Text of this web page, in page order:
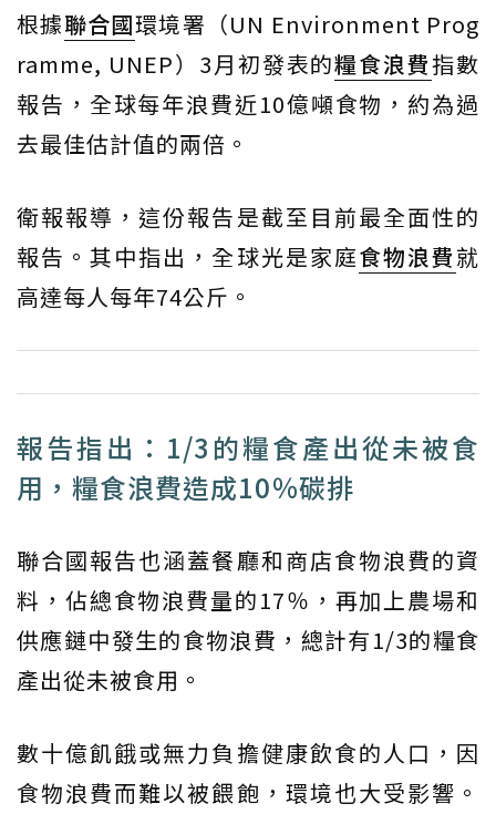
根據聯合國環境署（UN Environment Prog
ramme, UNEP）3月初發表的糧食浪費指數
報告，全球每年浪費近10億噸食物，約為過
去最佳估計值的兩倍。
衛報報導，這份報告是截至目前最全面性的
報告。其中指出，全球光是家庭食物浪費就
高達每人每年74公斤。
報告指出：1/3的糧食產出從未被食
用，糧食浪費造成10％碳排
聯合國報告也涵蓋餐廳和商店食物浪費的資
料，佔總食物浪費量的17％，再加上農場和
供應鏈中發生的食物浪費，總計有1/3的糧食
產出從未被食用。
數十億飢餓或無力負擔健康飲食的人口，因
食物浪費而難以被餵飽，環境也大受影響。